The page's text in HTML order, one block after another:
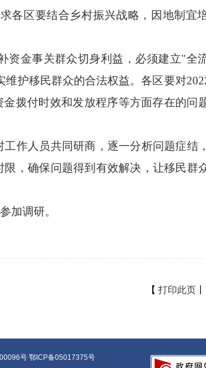
各区要结合乡村振兴战略，因地制宜
资金事关群众切身利益，必须建立"全
护移民群众的合法权益。各区要对
拨付时效和发放程序等方面存在的问
作人员共同研商，逐一分析问题症结
，确保问题得到有效解决，让移民群
加调研。
【 打印此页
号 鄂ICP备05017375号